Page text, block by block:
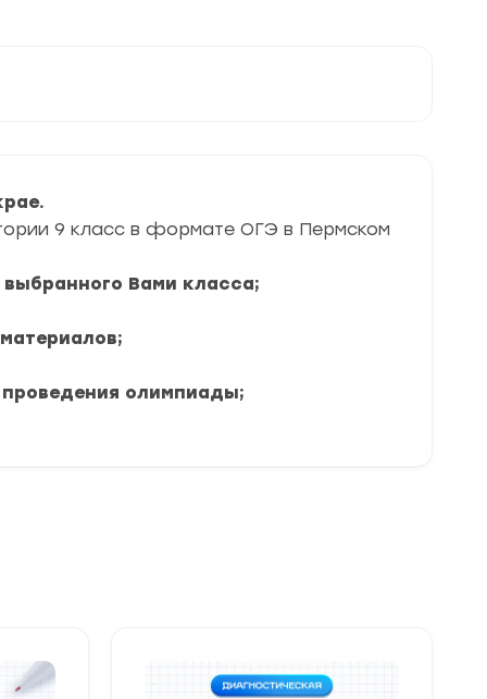
9 класс в формате ОГЭ в Пермском
Вами класса;
олимпиады;